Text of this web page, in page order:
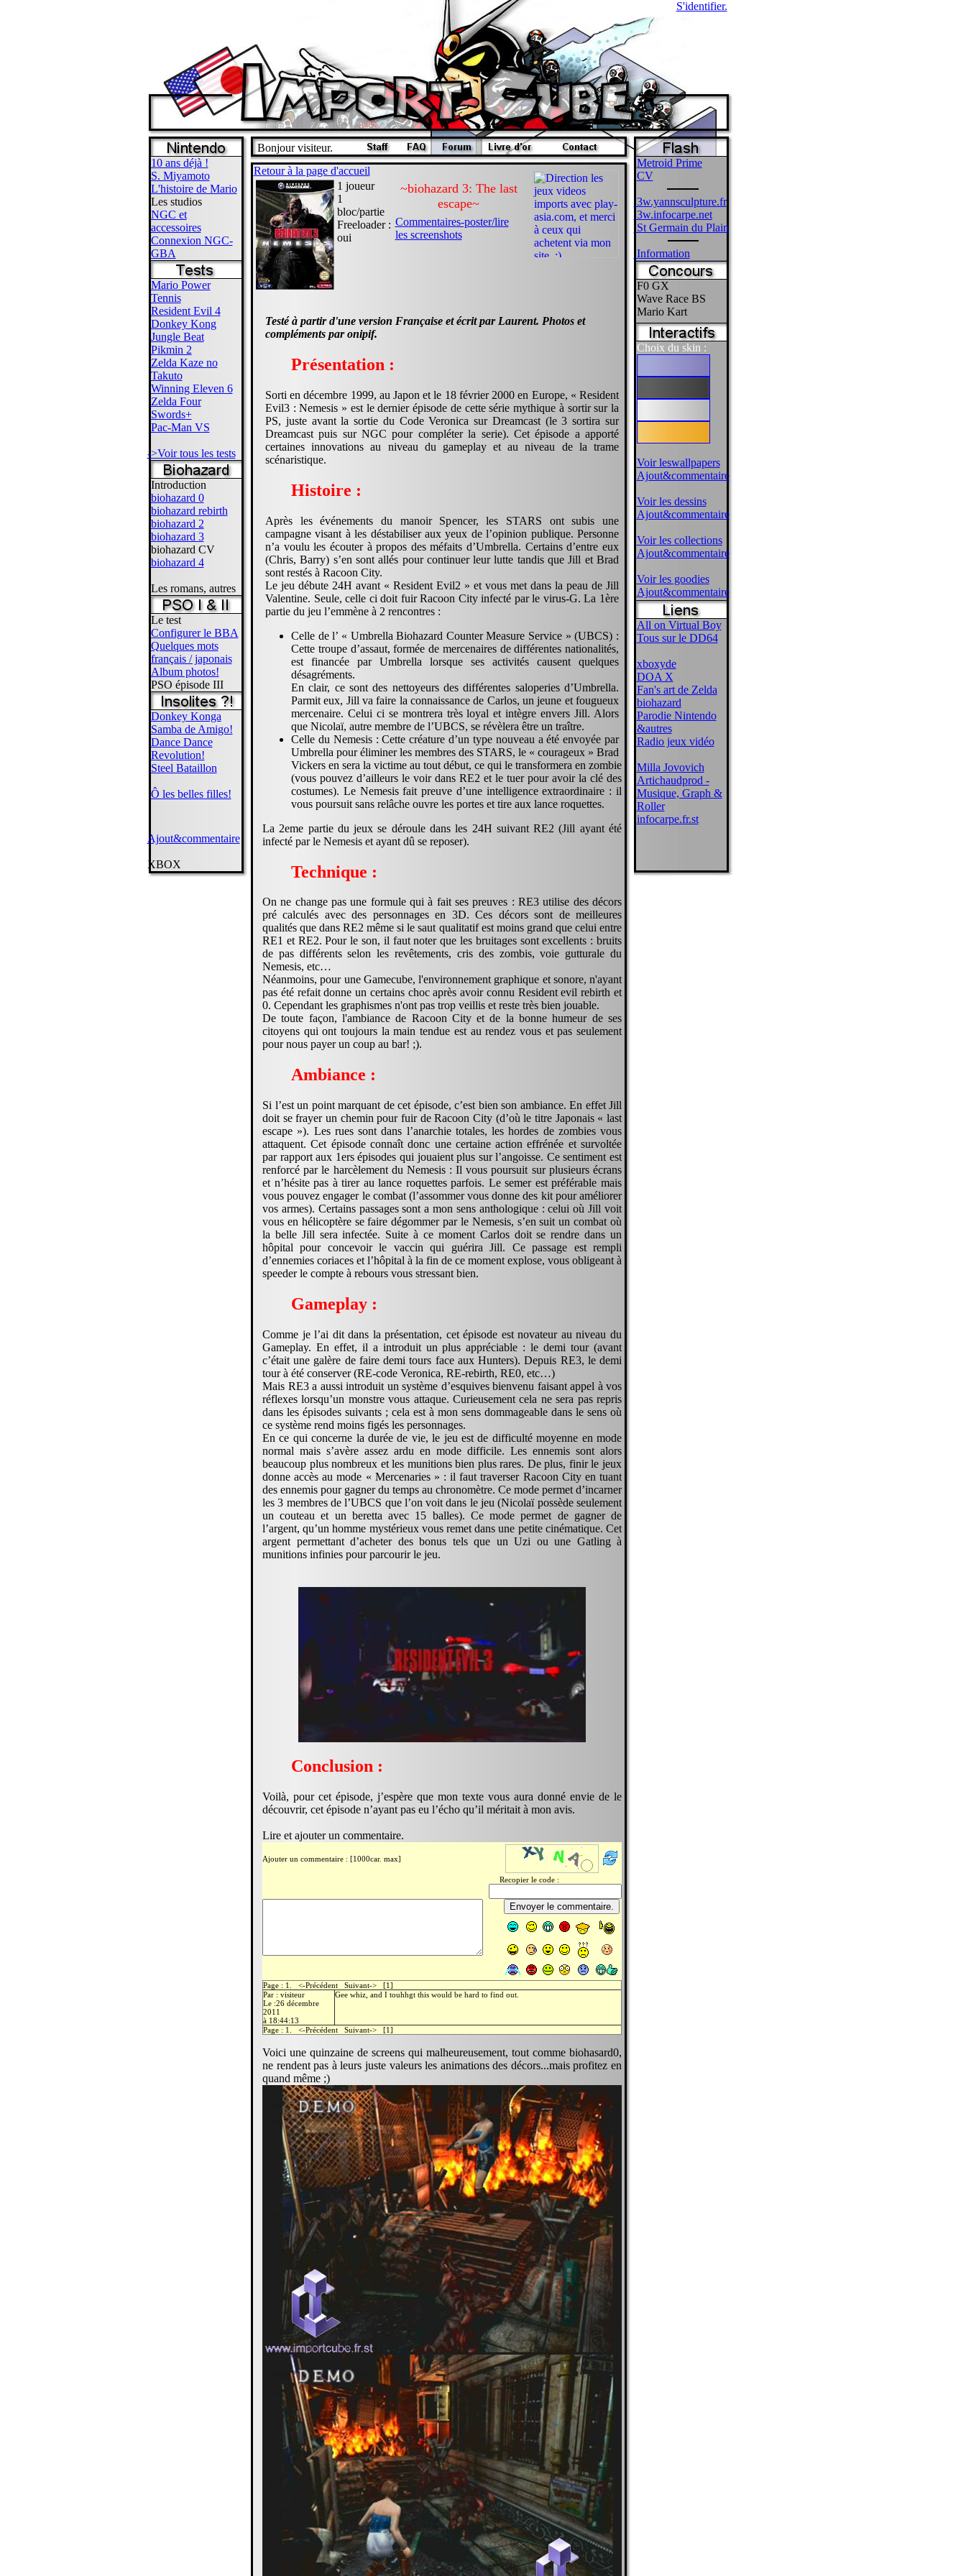
S'identifier.
10 ans déjà !
S. Miyamoto
L'histoire de Mario
Les studios
NGC et
accessoires
Connexion NGC-
GBA
Mario Power
Tennis
Resident Evil 4
Donkey Kong
Jungle Beat
Pikmin 2
Zelda Kaze no
Takuto
Winning Eleven 6
Zelda Four
Swords+
Pac-Man VS
->Voir tous les tests
Introduction
biohazard 0
biohazard rebirth
biohazard 2
biohazard 3
biohazard CV
biohazard 4
Les romans, autres
Le test
Configurer le BBA
Quelques mots
français / japonais
Album photos!
PSO épisode III
Donkey Konga
Samba de Amigo!
Dance Dance
Revolution!
Steel Bataillon
Ô les belles filles!
Ajout&commentaire
XBOX
Bonjour visiteur.
Retour à la page d'accueil
1 joueur
1
bloc/partie
Freeloader :
oui
~biohazard 3: The last
escape~
Commentaires-poster/lire
les screenshots
Testé à partir d'une version Française et écrit par Laurent. Photos et
compléments par onipif.
Présentation :
Sorti en décembre 1999, au Japon et le 18 février 2000 en Europe, « Resident
Evil3 : Nemesis » est le dernier épisode de cette série mythique à sortir sur la
PS, juste avant la sortie du Code Veronica sur Dreamcast (le 3 sortira sur
Dreamcast puis sur NGC pour compléter la serie). Cet épisode a apporté
certaines innovations au niveau du gameplay et au niveau de la trame
scénaristique.
Histoire :
Après les événements du manoir Spencer, les STARS ont subis une
campagne visant à les déstabiliser aux yeux de l’opinion publique. Personne
n’a voulu les écouter à propos des méfaits d’Umbrella. Certains d’entre eux
(Chris, Barry) s’en sont allés pour continuer leur lutte tandis que Jill et Brad
sont restés à Racoon City.
Le jeu débute 24H avant « Resident Evil2 » et vous met dans la peau de Jill
Valentine. Seule, celle ci doit fuir Racoon City infecté par le virus-G. La 1ère
partie du jeu l’emmène à 2 rencontres :
Celle de l’ « Umbrella Biohazard Counter Measure Service » (UBCS) :
Cette troupe d’assaut, formée de mercenaires de différentes nationalités,
est financée par Umbrella lorsque ses activités causent quelques
désagréments.
En clair, ce sont des nettoyeurs des différentes saloperies d’Umbrella.
Parmit eux, Jill va faire la connaissance de Carlos, un jeune et fougueux
mercenaire. Celui ci se montrera très loyal et intègre envers Jill. Alors
que Nicolaï, autre membre de l’UBCS, se révèlera être un traître.
Celle du Nemesis : Cette créature d’un type nouveau a été envoyée par
Umbrella pour éliminer les membres des STARS, le « courageux » Brad
Vickers en sera la victime au tout début, ce qui le transformera en zombie
(vous pouvez d’ailleurs le voir dans RE2 et le tuer pour avoir la clé des
costumes). Le Nemesis fait preuve d’une intelligence extraordinaire : il
vous poursuit sans relâche ouvre les portes et tire aux lance roquettes.
La 2eme partie du jeux se déroule dans les 24H suivant RE2 (Jill ayant été
infecté par le Nemesis et ayant dû se reposer).
Technique :
On ne change pas une formule qui à fait ses preuves : RE3 utilise des décors
pré calculés avec des personnages en 3D. Ces décors sont de meilleures
qualités que dans RE2 même si le saut qualitatif est moins grand que celui entre
RE1 et RE2. Pour le son, il faut noter que les bruitages sont excellents : bruits
de pas différents selon les revêtements, cris des zombis, voie gutturale du
Nemesis, etc…
Néanmoins, pour une Gamecube, l'environnement graphique et sonore, n'ayant
pas été refait donne un certains choc après avoir connu Resident evil rebirth et
0. Cependant les graphismes n'ont pas trop veillis et reste très bien jouable.
De toute façon, l'ambiance de Racoon City et de la bonne humeur de ses
citoyens qui ont toujours la main tendue est au rendez vous et pas seulement
pour nous payer un coup au bar! ;).
Ambiance :
Si l’est un point marquant de cet épisode, c’est bien son ambiance. En effet Jill
doit se frayer un chemin pour fuir de Racoon City (d’où le titre Japonais « last
escape »). Les rues sont dans l’anarchie totales, les hordes de zombies vous
attaquent. Cet épisode connaît donc une certaine action effrénée et survoltée
par rapport aux 1ers épisodes qui jouaient plus sur l’angoisse. Ce sentiment est
renforcé par le harcèlement du Nemesis : Il vous poursuit sur plusieurs écrans
et n’hésite pas à tirer au lance roquettes parfois. Le semer est préférable mais
vous pouvez engager le combat (l’assommer vous donne des kit pour améliorer
vos armes). Certains passages sont a mon sens anthologique : celui où Jill voit
vous en hélicoptère se faire dégommer par le Nemesis, s’en suit un combat où
la belle Jill sera infectée. Suite à ce moment Carlos doit se rendre dans un
hôpital pour concevoir le vaccin qui guérira Jill. Ce passage est rempli
d’ennemies coriaces et l’hôpital à la fin de ce moment explose, vous obligeant à
speeder le compte à rebours vous stressant bien.
Gameplay :
Comme je l’ai dit dans la présentation, cet épisode est novateur au niveau du
Gameplay. En effet, il a introduit un plus appréciable : le demi tour (avant
c’était une galère de faire demi tours face aux Hunters). Depuis RE3, le demi
tour à été conserver (RE-code Veronica, RE-rebirth, RE0, etc…)
Mais RE3 a aussi introduit un système d’esquives bienvenu faisant appel à vos
réflexes lorsqu’un monstre vous attaque. Curieusement cela ne sera pas repris
dans les épisodes suivants ; cela est à mon sens dommageable dans le sens où
ce système rend moins figés les personnages.
En ce qui concerne la durée de vie, le jeu est de difficulté moyenne en mode
normal mais s’avère assez ardu en mode difficile. Les ennemis sont alors
beaucoup plus nombreux et les munitions bien plus rares. De plus, finir le jeux
donne accès au mode « Mercenaries » : il faut traverser Racoon City en tuant
des ennemis pour gagner du temps au chronomètre. Ce mode permet d’incarner
les 3 membres de l’UBCS que l’on voit dans le jeu (Nicolaï possède seulement
un couteau et un beretta avec 15 balles). Ce mode permet de gagner de
l’argent, qu’un homme mystérieux vous remet dans une petite cinématique. Cet
argent permettant d’acheter des bonus tels que un Uzi ou une Gatling à
munitions infinies pour parcourir le jeu.
Conclusion :
Voilà, pour cet épisode, j’espère que mon texte vous aura donné envie de le
découvrir, cet épisode n’ayant pas eu l’écho qu’il méritait à mon avis.
Lire et ajouter un commentaire.
Ajouter un commentaire : [1000car. max]
Recopier le code :
Page : 1. <-Précédent Suivant-> [1]
Par : visiteur
Le :26 décembre
2011
à 18:44:13
Gee whiz, and I touhhgt this would be hard to find out.
Page : 1. <-Précédent Suivant-> [1]
Voici une quinzaine de screens qui malheureusement, tout comme biohasard0,
ne rendent pas à leurs juste valeurs les animations des décors...mais profitez en
quand même ;)
Metroid Prime
CV
3w.yannsculpture.fr
3w.infocarpe.net
St Germain du Plain
Information
F0 GX
Wave Race BS
Mario Kart
Choix du skin :
Voir leswallpapers
Ajout&commentaire
Voir les dessins
Ajout&commentaire
Voir les collections
Ajout&commentaire
Voir les goodies
Ajout&commentaire
All on Virtual Boy
Tous sur le DD64
xboxyde
DOA X
Fan's art de Zelda
biohazard
Parodie Nintendo
&autres
Radio jeux vidéo
Milla Jovovich
Artichaudprod -
Musique, Graph &
Roller
infocarpe.fr.st